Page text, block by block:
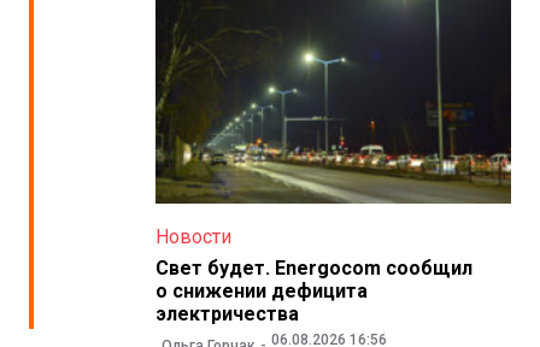
Новости
Свет будет. Energocom сообщил
о снижении дефицита
электричества
06.08.2026 16:56